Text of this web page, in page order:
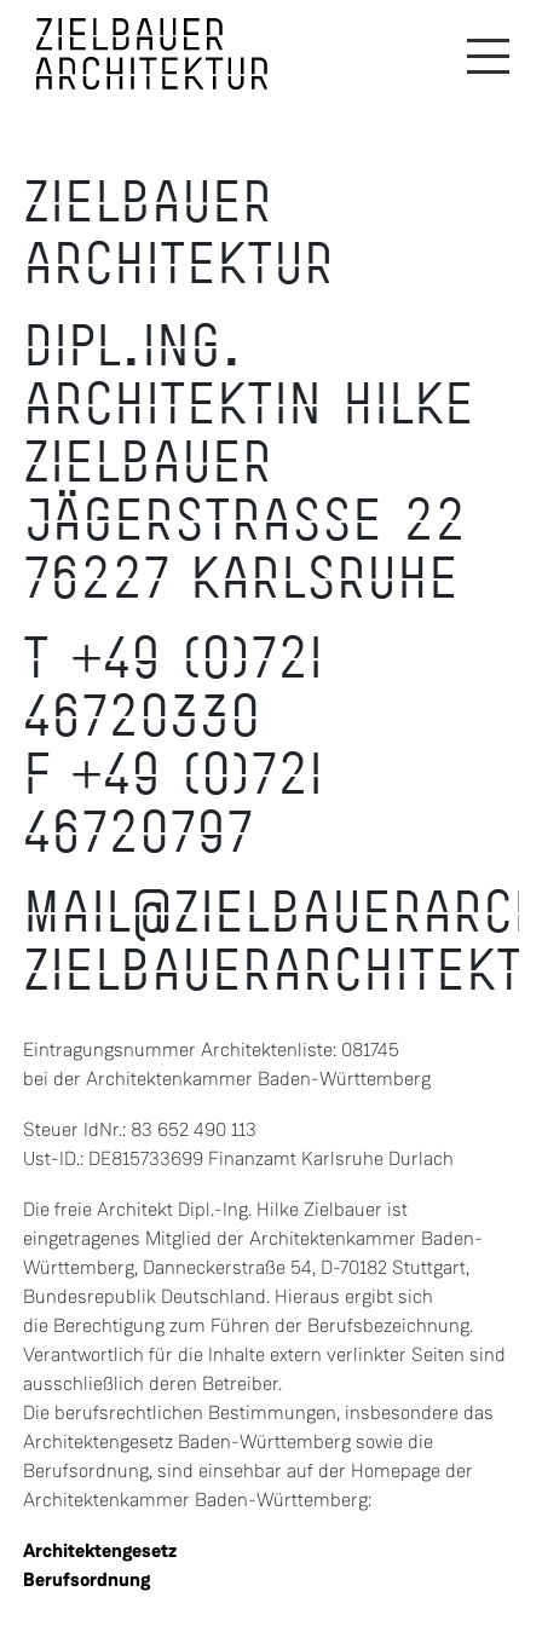
ZIELBAUER
ARCHITEKTUR
DIPL.ING.
ARCHITEKTIN HILKE
ZIELBAUER
JÄGERSTRASSE 22
76227 KARLSRUHE
T +49 (0)721
46720330
F +49 (0)721
46720797
Eintragungsnummer Architektenliste: 081745
bei der Architektenkammer Baden-Württemberg
Steuer IdNr.: 83 652 490 113
Ust-ID.: DE815733699 Finanzamt Karlsruhe Durlach
Die freie Architekt Dipl.-Ing. Hilke Zielbauer ist
eingetragenes Mitglied der Architektenkammer Baden-
Württemberg, Danneckerstraße 54, D-70182 Stuttgart,
Bundesrepublik Deutschland. Hieraus ergibt sich
die Berechtigung zum Führen der Berufsbezeichnung.
Verantwortlich für die Inhalte extern verlinkter Seiten sind
ausschließlich deren Betreiber.
Die berufsrechtlichen Bestimmungen, insbesondere das
Architektengesetz Baden-Württemberg sowie die
Berufsordnung, sind einsehbar auf der Homepage der
Architektenkammer Baden-Württemberg:
Architektengesetz
Berufsordnung